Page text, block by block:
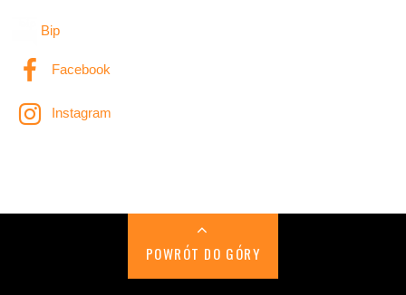
Bip
Facebook
Instagram
POWRÓT DO GÓRY